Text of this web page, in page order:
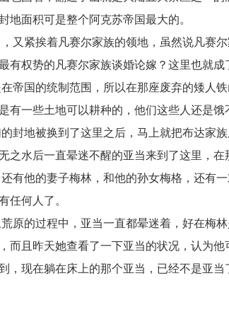
地面积可是整个阿克苏帝国最大的。
又紧挨着凡赛尔家族的领地，虽然说凡赛
有权势的凡赛尔家族谈婚论嫁？这里也就成
帝国的统制范围，所以在那座废弃的矮人
有一些土地可以耕种的，他们这些人还是饿
封地被换到了这里之后，马上就把布达家
之水后一直晕迷不醒的亚当来到了这里，
有他的妻子梅林，和他的孙女梅格，还有
任何人了。
原的过程中，亚当一直都晕迷着，好在梅
而且昨天她查看了一下亚当的状况，认为
，现在躺在床上的那个亚当，已经不是亚当